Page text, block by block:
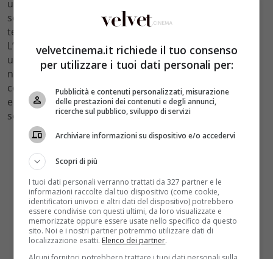
un incredibile successo tanto che ogni incontro
settimanale raggiunge più di cinque milioni di
telespettatori nonostante la mancanza di
L’attoreDaniele Liotti ha anche confermato che ci sarà
una
quinta stagioneanche se al momento non c’è
nessuna notizia ufficiale da parte della Rai. Quel che è
certo è che Un passo dal cielo ottiene sempre un
enorme successo, e un eventuale seguito sarebbe
sempre molto apprezzato da tutti i suoi spettatori.
velvetcinema.it richiede il tuo consenso
per utilizzare i tuoi dati personali per:
Pubblicità e contenuti personalizzati, misurazione
delle prestazioni dei contenuti e degli annunci,
ricerche sul pubblico, sviluppo di servizi
Archiviare informazioni su dispositivo e/o accedervi
Scopri di più
I tuoi dati personali verranno trattati da 327 partner e le
informazioni raccolte dal tuo dispositivo (come cookie,
identificatori univoci e altri dati del dispositivo) potrebbero
essere condivise con questi ultimi, da loro visualizzate e
memorizzate oppure essere usate nello specifico da questo
sito. Noi e i nostri partner potremmo utilizzare dati di
localizzazione esatti. Elenco dei partner.